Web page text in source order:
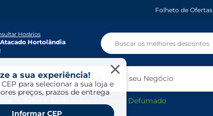
Folheto de Ofertas
Horários
Hortolândia
a sua experiência!
para selecionar a sua loja e
preços, prazos de entrega
Informar CEP
Ofertas Para o seu Negócio
Suínos Defumado